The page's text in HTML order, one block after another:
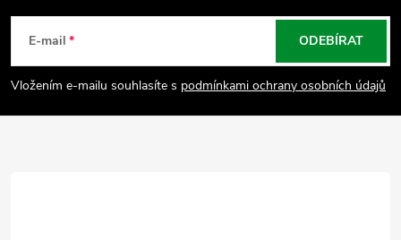
p
a
E-mail
Vložením e-mailu souhlasíte s podmínkami ochrany osobních údajů
ODEBÍRAT